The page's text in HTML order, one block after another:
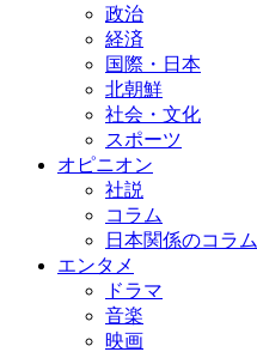
政治
経済
国際・日本
北朝鮮
社会・文化
スポーツ
オピニオン
社説
コラム
日本関係のコラム
エンタメ
ドラマ
音楽
映画